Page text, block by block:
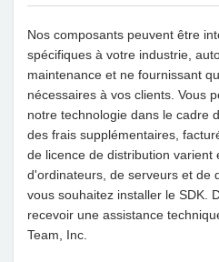
Nos composants peuvent être
spécifiques à votre industrie,
maintenance et ne fournissant
nécessaires à vos clients. Vous
notre technologie dans le cadre
des frais supplémentaires,
de licence de distribution varient
d'ordinateurs, de serveurs et de
vous souhaitez installer le SDK.
recevoir une assistance
Team, Inc.